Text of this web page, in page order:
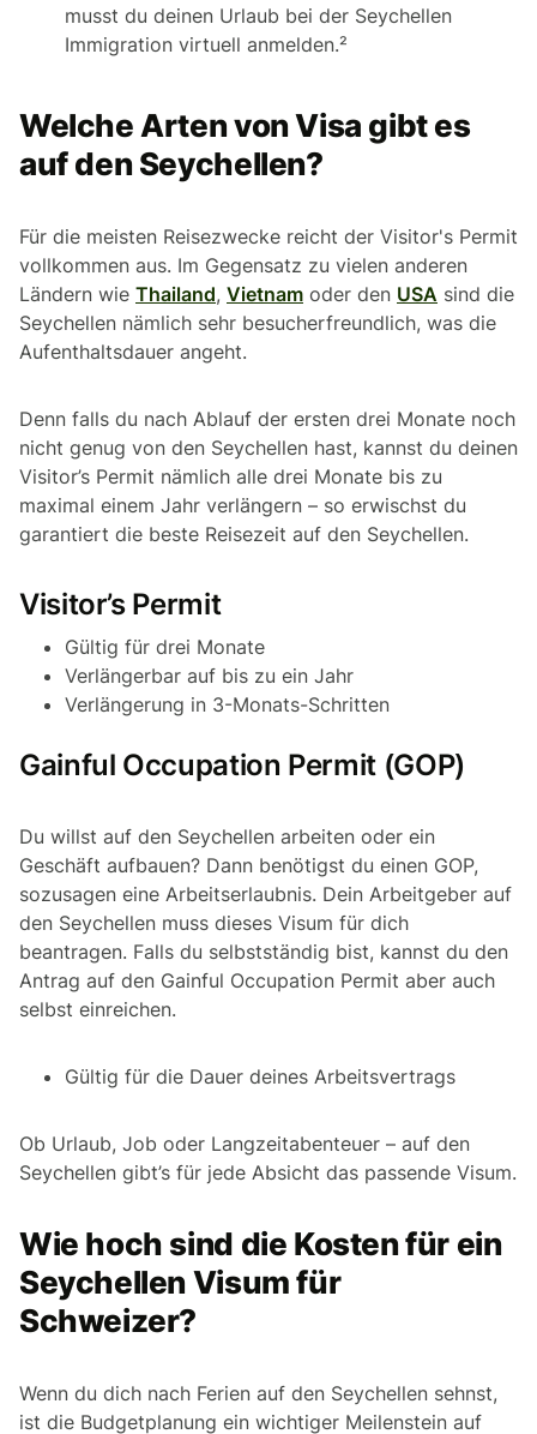
musst du deinen Urlaub bei der Seychellen
Immigration virtuell anmelden.²
Welche Arten von Visa gibt es
auf den Seychellen?
Für die meisten Reisezwecke reicht der Visitor's Permit
vollkommen aus. Im Gegensatz zu vielen anderen
Ländern wie Thailand, Vietnam oder den USA sind die
Seychellen nämlich sehr besucherfreundlich, was die
Aufenthaltsdauer angeht.
Denn falls du nach Ablauf der ersten drei Monate noch
nicht genug von den Seychellen hast, kannst du deinen
Visitor’s Permit nämlich alle drei Monate bis zu
maximal einem Jahr verlängern – so erwischst du
garantiert die beste Reisezeit auf den Seychellen.
Visitor’s Permit
Gültig für drei Monate
Verlängerbar auf bis zu ein Jahr
Verlängerung in 3-Monats-Schritten
Gainful Occupation Permit (GOP)
Du willst auf den Seychellen arbeiten oder ein
Geschäft aufbauen? Dann benötigst du einen GOP,
sozusagen eine Arbeitserlaubnis. Dein Arbeitgeber auf
den Seychellen muss dieses Visum für dich
beantragen. Falls du selbstständig bist, kannst du den
Antrag auf den Gainful Occupation Permit aber auch
selbst einreichen.
Gültig für die Dauer deines Arbeitsvertrags
Ob Urlaub, Job oder Langzeitabenteuer – auf den
Seychellen gibt’s für jede Absicht das passende Visum.
Wie hoch sind die Kosten für ein
Seychellen Visum für
Schweizer?
Wenn du dich nach Ferien auf den Seychellen sehnst,
ist die Budgetplanung ein wichtiger Meilenstein auf